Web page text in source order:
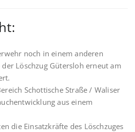
noch in einem anderen
Löschzug Gütersloh erneut am
Schottische Straße / Waliser
aus einem
die Einsatzkräfte des Löschzuges